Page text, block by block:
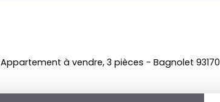
Appartement à vendre, 3 pièces - Bagnolet 93170